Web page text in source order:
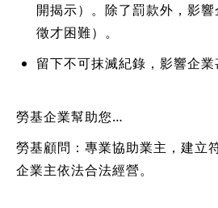
開揭示）。除了罰款外，影
徵才困難）。
留下不可抹滅紀錄，影響企業
勞基企業幫助您…
勞基顧問：專業協助業主，建立
企業主依法合法經營。